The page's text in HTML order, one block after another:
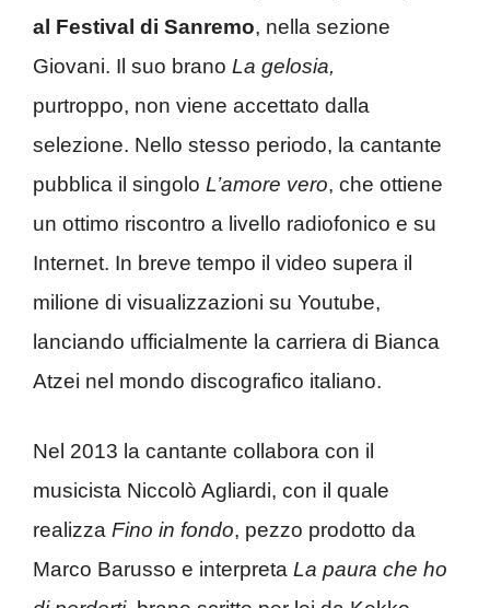
al Festival di Sanremo, nella sezione
Giovani. Il suo brano La gelosia,
purtroppo, non viene accettato dalla
selezione. Nello stesso periodo, la cantante
pubblica il singolo L’amore vero, che ottiene
un ottimo riscontro a livello radiofonico e su
Internet. In breve tempo il video supera il
milione di visualizzazioni su Youtube,
lanciando ufficialmente la carriera di Bianca
Atzei nel mondo discografico italiano.
Nel 2013 la cantante collabora con il
musicista Niccolò Agliardi, con il quale
realizza Fino in fondo, pezzo prodotto da
Marco Barusso e interpreta La paura che ho